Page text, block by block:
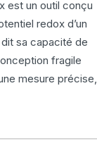
est un outil conçu
redox d’un
sa capacité de
fragile
mesure précise,